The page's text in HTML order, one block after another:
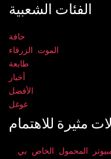
الفئات الشعبية
حافة
الموت الزرقاء
طابعة
أخبار
الأفضل
غوغل
مثيرة للاهتمام
المحمول الخاص بي